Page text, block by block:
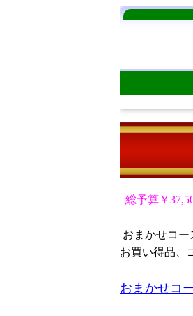
総予算￥
おまかせコー
お買い得品、
おまかせコ
もち